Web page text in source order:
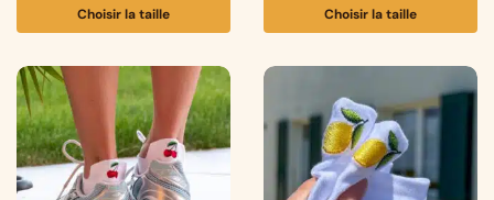
Choisir la taille Choisir la taille